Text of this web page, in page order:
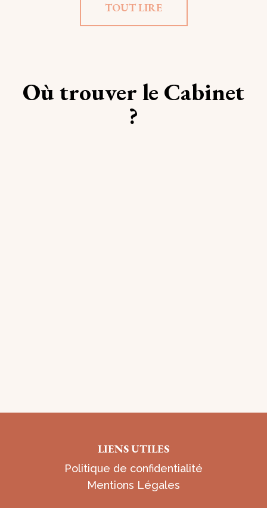
TOUT LIRE
Où trouver le Cabinet
?
LIENS UTILES
Politique de confidentialité
Mentions Légales